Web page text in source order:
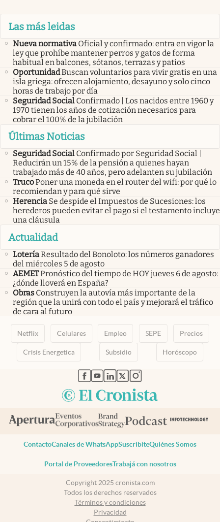
Las más leidas
Nueva normativa Oficial y confirmado: entra en vigor la
ley que prohíbe mantener perros y gatos de forma
habitual en balcones, sótanos, terrazas y patios
OportunidadBuscan voluntarios para vivir gratis en una
isla griega: ofrecen alojamiento, desayuno y solo cinco
horas de trabajo por día
Seguridad Social Confirmado | Los nacidos entre 1960 y
1970 tienen los años de cotización necesarios para
cobrar el 100% de la jubilación
Últimas Noticias
Seguridad Social Confirmado por Seguridad Social |
Reducirán un 15% de la pensión a quienes hayan
trabajado más de 40 años, pero adelanten su jubilación
TrucoPoner una moneda en el router del wifi: por qué lo
recomiendan y para qué sirve
Herencia Se despide el Impuestos de Sucesiones: los
herederos pueden evitar el pago si el testamento incluye
una cláusula
Actualidad
LoteríaResultado del Bonoloto: los números ganadores
del miércoles 5 de agosto
AEMETPronóstico del tiempo de HOY jueves 6 de agosto:
¿dónde lloverá en España?
Obras Construyen la autovía más importante de la
región que la unirá con todo el país y mejorará el tráfico
de cara al futuro
Netflix Celulares Empleo SEPE Precios
Crisis Energetica Subsidio Horóscopo
abre en nueva pestaña
abre en nueva pestaña
abre en nueva pestaña
abre en nueva pestaña
abre en nueva pestaña
ContactoCanales de WhatsAppSuscribiteQuiénes Somos
Portal de ProveedoresTrabajá con nosotros
Copyright 2025 cronista.com
Todos los derechos reservados
Términos y condiciones
Privacidad